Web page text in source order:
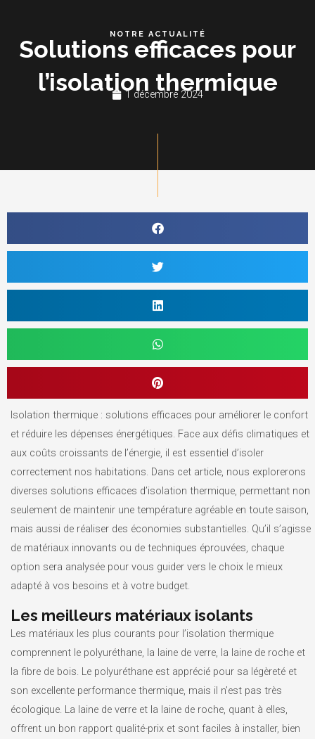
contenu
NOTRE ACTUALITÉ
Solutions efficaces pour
l’isolation thermique
1 décembre 2024
Isolation thermique : solutions efficaces pour améliorer le confort
et réduire les dépenses énergétiques. Face aux défis climatiques et
aux coûts croissants de l’énergie, il est essentiel d’isoler
correctement nos habitations. Dans cet article, nous explorerons
diverses solutions efficaces d’isolation thermique, permettant non
seulement de maintenir une température agréable en toute saison,
mais aussi de réaliser des économies substantielles. Qu’il s’agisse
de matériaux innovants ou de techniques éprouvées, chaque
option sera analysée pour vous guider vers le choix le mieux
adapté à vos besoins et à votre budget.
Les meilleurs matériaux isolants
Les matériaux les plus courants pour l’isolation thermique
comprennent le polyuréthane, la laine de verre, la laine de roche et
la fibre de bois. Le polyuréthane est apprécié pour sa légèreté et
son excellente performance thermique, mais il n’est pas très
écologique. La laine de verre et la laine de roche, quant à elles,
offrent un bon rapport qualité-prix et sont faciles à installer, bien